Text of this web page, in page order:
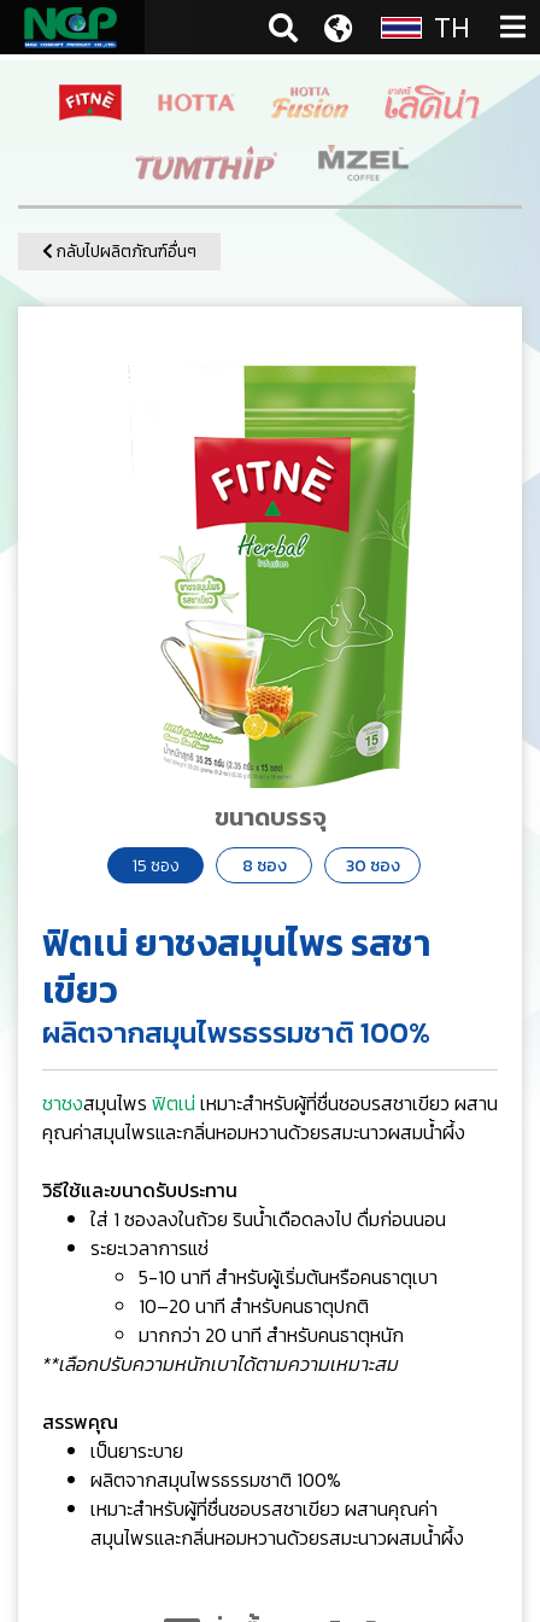
TH
กลับไปผลิตภัณฑ์อื่นๆ
ขนาดบรรจุ
15 ซอง 8 ซอง 30 ซอง
ฟิตเน่ ยาชงสมุนไพร รสชา
เขียว
ผลิตจากสมุนไพรธรรมชาติ 100%
ชาชงสมุนไพร ฟิตเน่ เหมาะสำหรับผู้ที่ชื่นชอบรสชาเขียว ผสาน
คุณค่าสมุนไพรและกลิ่นหอมหวานด้วยรสมะนาวผสมน้ำผึ้ง
วิธีใช้และขนาดรับประทาน
ใส่ 1 ซองลงในถ้วย รินน้ำเดือดลงไป ดื่มก่อนนอน
ระยะเวลาการแช่
5-10 นาที สำหรับผู้เริ่มต้นหรือคนธาตุเบา
10–20 นาที สำหรับคนธาตุปกติ
มากกว่า 20 นาที สำหรับคนธาตุหนัก
**เลือกปรับความหนักเบาได้ตามความเหมาะสม
สรรพคุณ
เป็นยาระบาย
ผลิตจากสมุนไพรธรรมชาติ 100%
เหมาะสำหรับผู้ที่ชื่นชอบรสชาเขียว ผสานคุณค่า
สมุนไพรและกลิ่นหอมหวานด้วยรสมะนาวผสมน้ำผึ้ง